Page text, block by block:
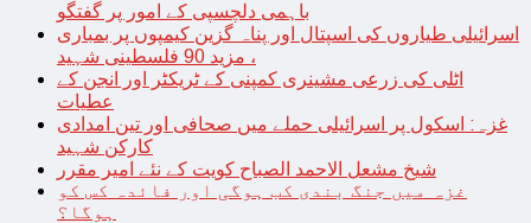
باہمی دلچسپی کے امور پر گفتگو
اسرائیلی طیاروں کی اسپتال اور پناہ گزین کیمپوں پر بمباری
، مزید 90 فلسطینی شہید
اٹلی کی زرعی مشینری کمپنی کے ٹریکٹر اور انجن کے
عطیات
غزہ: اسکول پر اسرائیلی حملے میں صحافی اور تین امدادی
کارکن شہید
شیخ مشعل الاحمد الصباح کویت کے نئے امیر مقرر
غزہ میں جنگ بندی کب ہوگی اور فائدہ کس کو
ہوگا؟